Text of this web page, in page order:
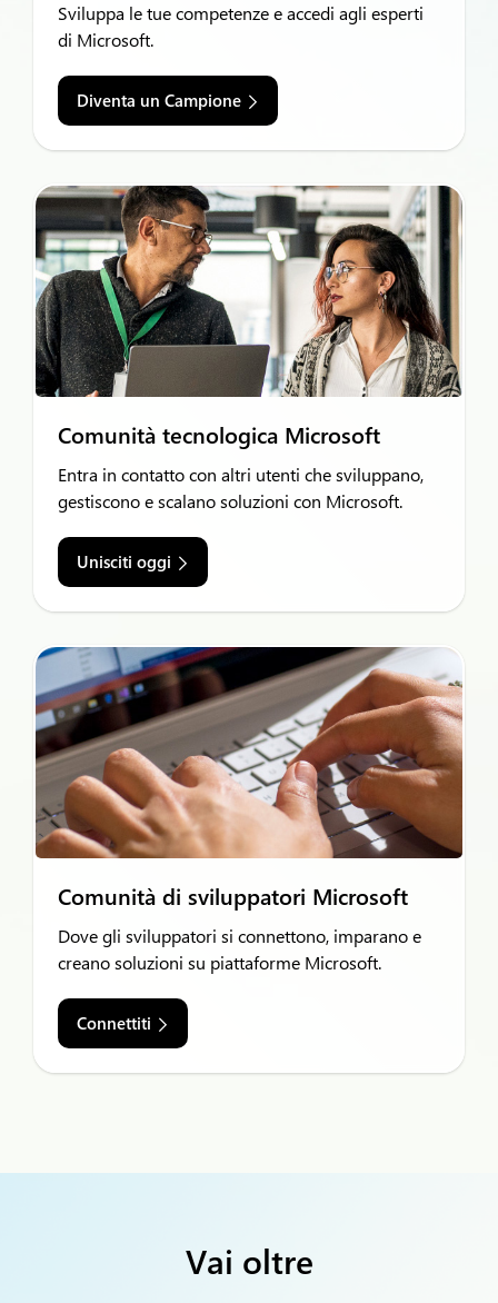
Sviluppa le tue competenze e accedi agli esperti
di Microsoft.
Diventa un Campione
Comunità tecnologica Microsoft
Entra in contatto con altri utenti che sviluppano,
gestiscono e scalano soluzioni con Microsoft.
Unisciti oggi
Comunità di sviluppatori Microsoft
Dove gli sviluppatori si connettono, imparano e
creano soluzioni su piattaforme Microsoft.
Connettiti
Vai oltre